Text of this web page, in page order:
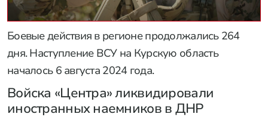
Боевые действия в регионе продолжались 264
дня. Наступление ВСУ на Курскую область
началось 6 августа 2024 года.
Войска «Центра» ликвидировали
иностранных наемников в ДНР